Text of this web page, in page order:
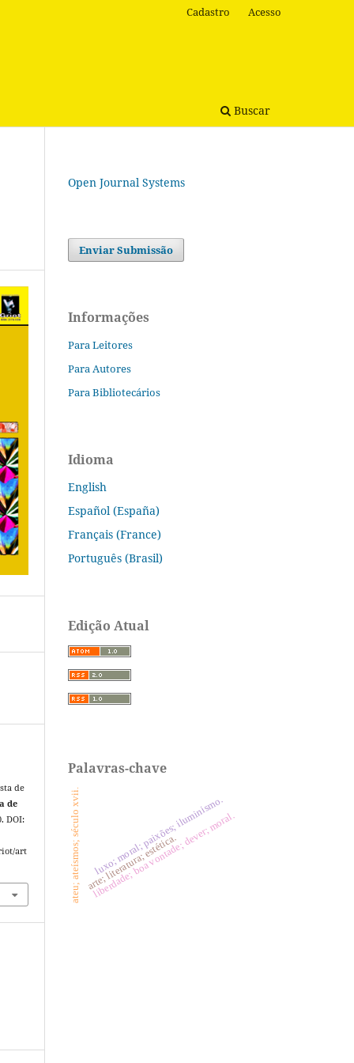
Buscar
Cadastro Acesso
de
de
DOI:
art
Open Journal Systems
Enviar Submissão
Informações
Para Leitores
Para Autores
Para Bibliotecários
Idioma
English
Español (España)
Français (France)
Português (Brasil)
Edição Atual
Palavras-chave
liberdade; boa vontade; dever; moral.
arte; literatura; estética.
ateu; ateísmos; século xvii. luxo; moral; paixões; iluminismo.